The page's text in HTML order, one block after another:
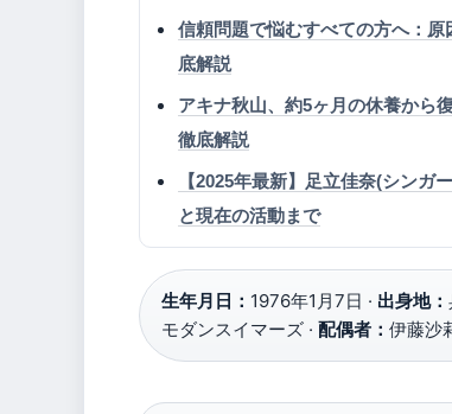
信頼問題で悩むすべての方へ：
底解説
アキナ秋山、約5ヶ月の休養から
徹底解説
【2025年最新】足立佳奈(シン
と現在の活動まで
生年月日： 1976年1月7日 · 出身地：
モダンスイマーズ · 配偶者： 伊藤沙